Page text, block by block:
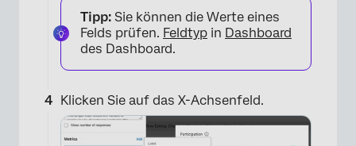
Tipp: Sie können die Werte eines
Felds prüfen. Feldtyp in Dashboard
des Dashboard.
Klicken Sie auf das X-Achsenfeld.